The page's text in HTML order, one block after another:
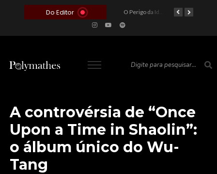
Do Editor A Roleta da Miséria: Quando a Devoção Cega Encontra o Link na Bio. A Queda do Brasileiro Pelas Mãos de Seus Influencers. O Perigo da Ideologia Desenfreada na Justiça: Quando a Pauta Política Substitui a Pena Criminal O Preço de um Escândalo: A Discrepância Entre o “Filme de Bolsonaro” e a Realidade do Cinema Mundial
A controvérsia de “Once
Upon a Time in Shaolin”:
o álbum único do Wu-
Tang